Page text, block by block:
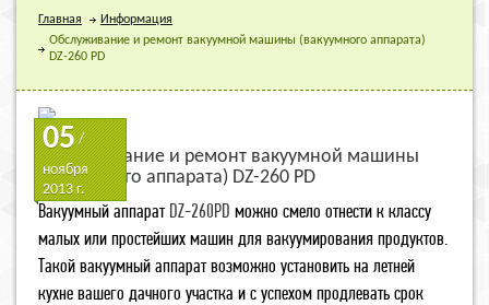
Главная
Информация
Обслуживание и ремонт вакуумной машины (вакуумного аппарата)
DZ-260 PD
05/
ноября
2013 г.
Обслуживание и ремонт вакуумной машины
(вакуумного аппарата) DZ-260 PD
Вакуумный аппаратDZ-260PD можно смело отнести к классу
малых или простейших машин для вакуумирования продуктов.
Такой вакуумный аппарат возможно установить на летней
кухне вашего дачного участка и с успехом продлевать срок